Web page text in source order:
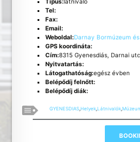
Tel:
Fax:
Email:
Weboldal:Darnay Bormúzeum
GPS koordináta:
Cím:8315 Gyenesdiás, Darnai
Nyitvatartás:
Látogathatóság:egész évben
Belépődíj felnőtt:
Belépődíj diák:
GYENESDIAS ,Helyek ,Látnivalók ,